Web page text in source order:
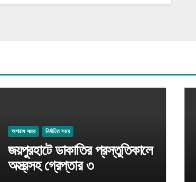
অপরাধ সময় নির্বাচিত সময়
জয়পুরহাটে ডাকাতির প্রস্তুতিকালে
অস্ত্রসহ গ্রেপ্তার ৩